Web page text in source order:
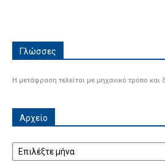
Γλώσσες
Η μετάφραση τελείται με μηχανικό τρόπο και
Αρχείο